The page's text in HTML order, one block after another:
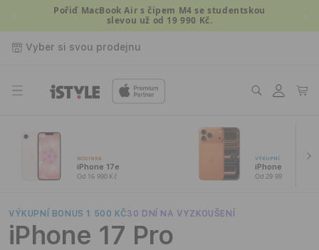
Přejít kPořiď MacBook Air s čipem M4 se studentskou
slevou už od 19 990 Kč.
Vyber si svou prodejnu
Přihlásit
se
Košík
NOVINKA
iPhone 17e
Od 16 990 Kč
VÝKUPNÍ BONUS 1 500
iPhone 17 Pro
Od 29 990 Kč
VÝKUPNÍ BONUS 1 500 KČ30 DNÍ NA VYZKOUŠENÍ
iPhone 17 Pro